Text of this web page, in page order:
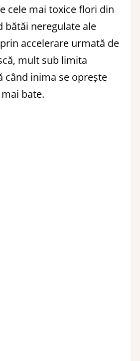
cele mai toxice flori din
bătăi neregulate ale
accelerare urmată de
mult sub limita
când inima se oprește
bate.